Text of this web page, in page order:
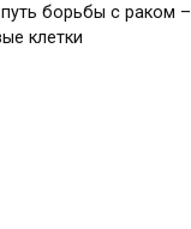
борьбы с раком –
клетки